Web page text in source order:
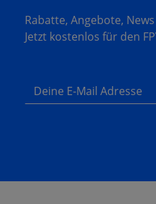
Rabatte, Angebote,
Jetzt kostenlos für den
Deine E-Mail Adresse